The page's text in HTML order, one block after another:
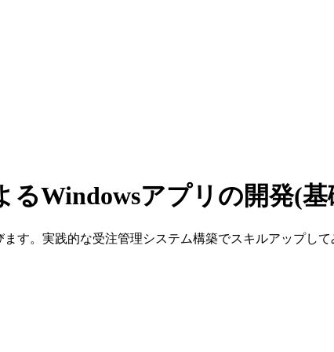
るWindowsアプリの開発(
す。実践的な受注管理システム構築でスキルアップして